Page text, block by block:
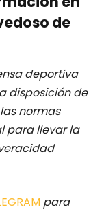
de
deportiva
disposición de
normas
para llevar la
para